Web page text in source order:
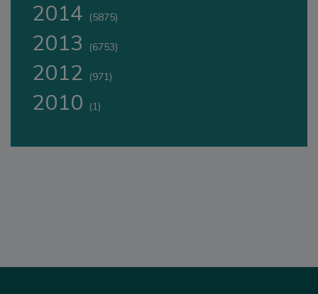
2014 (5875)
2013 (6753)
2012 (971)
2010 (1)